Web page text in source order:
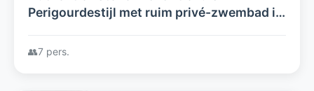
Perigourdestijl met ruim privé-zwembad in
Sarlat la Caneda
👥7 pers.